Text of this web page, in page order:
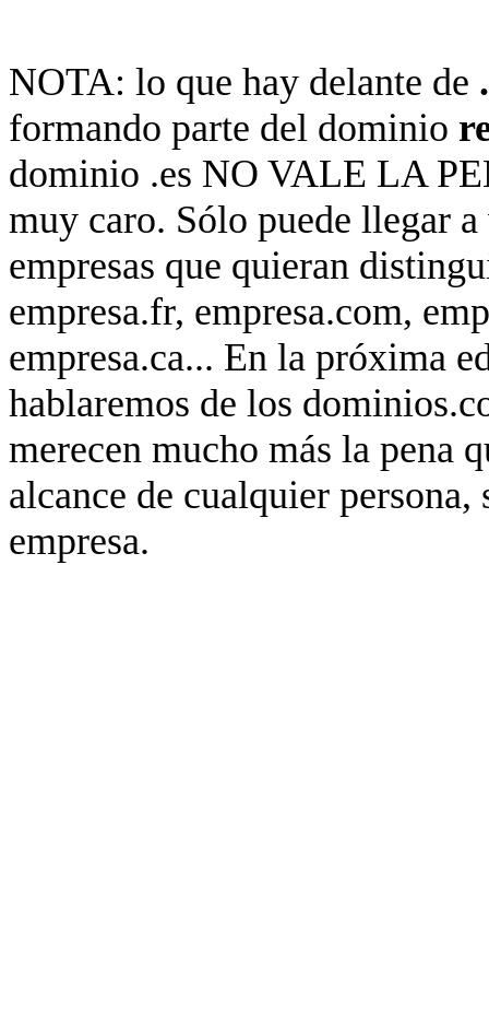
NOTA: lo que hay delante de
formando parte del dominio
dominio .es NO VALE LA
muy caro. Sólo puede llegar
empresas que quieran
empresa.fr, empresa.com,
empresa.ca... En la próxima
hablaremos de los
merecen mucho más la pena
alcance de cualquier persona,
empresa.